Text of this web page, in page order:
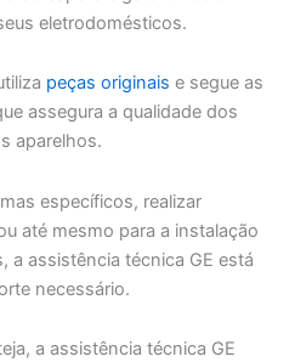
eletrodomésticos.
peças originais e segue as
assegura a qualidade dos
aparelhos.
específicos, realizar
até mesmo para a instalação
a assistência técnica GE está
necessário.
a assistência técnica GE